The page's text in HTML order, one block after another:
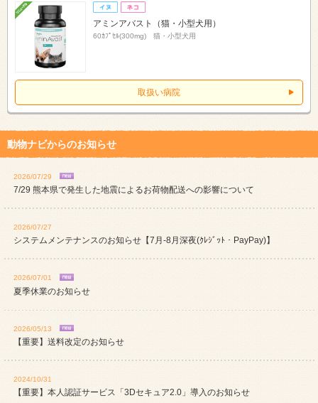
アミンアバスト（猫・小型犬用）
60ｶﾌﾟｾﾙ(300mg) 猫・小型犬用
取扱い病院
動物ナビからのお知らせ
2026/07/29
7/29 熊本県で発生した地震によるお荷物配送への影響について
2026/07/27
システムメンテナンスのお知らせ【7月-8月深夜(ｸﾚｼﾞｯﾄ・PayPay)】
2026/07/01
夏季休業のお知らせ
2026/05/13
【重要】送料改定のお知らせ
2024/10/31
【重要】本人認証サービス「3Dセキュア2.0」導入のお知らせ